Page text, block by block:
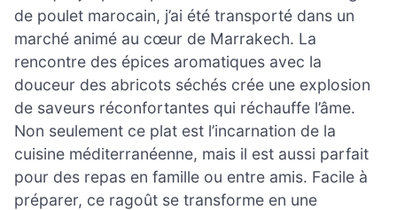
de poulet marocain, j’ai été transporté dans un
marché animé au cœur de Marrakech. La
rencontre des épices aromatiques avec la
douceur des abricots séchés crée une explosion
de saveurs réconfortantes qui réchauffe l’âme.
Non seulement ce plat est l’incarnation de la
cuisine méditerranéenne, mais il est aussi parfait
pour des repas en famille ou entre amis. Facile à
préparer, ce ragoût se transforme en une